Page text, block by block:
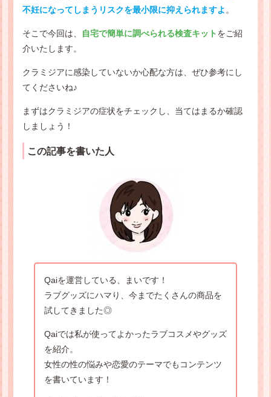
不妊になってしまうリスクを最小限に抑えられますよ 。
そこで今回は、 自宅で簡単に調べられる検査キット をご紹
介いたします。
クラミジアに感染していないか心配な方は、ぜひ参考にし
てくださいね♪
まずはクラミジアの症状をチェックし、当てはまるか確認
しましょう！
この記事を書いた人
Qaiを運営している、まいです！
ラブグッズにハマり、今までたくさんの商品を
試してきました◎
Qaiでは私が使ってよかったラブコスメやグッズ
を紹介。
女性の性の悩みや恋愛のテーマでもコンテンツ
を書いています！